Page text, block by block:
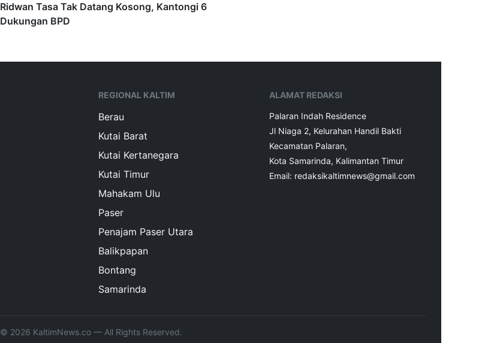
Ridwan Tasa Tak Datang Kosong, Kantongi 6
Dukungan BPD
REGIONAL KALTIM
Berau
Kutai Barat
Kutai Kertanegara
Kutai Timur
Mahakam Ulu
Paser
Penajam Paser Utara
Balikpapan
Bontang
Samarinda
ALAMAT REDAKSI
Palaran Indah Residence
Jl Niaga 2, Kelurahan Handil Bakti
Kecamatan Palaran,
Kota Samarinda, Kalimantan Timur
Email: redaksikaltimnews@gmail.com
© 2026 KaltimNews.co — All Rights Reserved.